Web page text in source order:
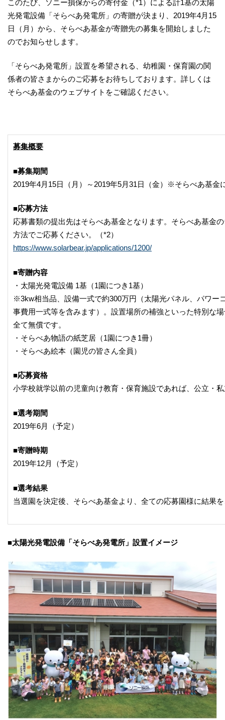
このたび、ソニー損保からの寄付金（*1）による計1基の太陽
光発電設備「そらべあ発電所」の寄贈が決まり、2019年4月15
日（月）から、そらべあ基金が寄贈先の募集を開始しました
のでお知らせします。
「そらべあ発電所」設置を希望される、幼稚園・保育園の関
係者の皆さまからのご応募をお待ちしております。詳しくは
そらべあ基金のウェブサイトをご確認ください。
募集概要
■募集期間
2019年4月15日（月）～2019年5月31日（金）※そらべあ基金
■応募方法
応募書類の提出先はそらべあ基金となります。そらべあ基金
方法でご応募ください。（*2）
https://www.solarbear.jp/applications/1200/
■寄贈内容
・太陽光発電設備 1基（1園につき1基）
※3kw相当品、設備一式で約300万円（太陽光パネル、パワー
事費用一式等を含みます）。設置場所の補強といった特別な
全て無償です。
・そらべあ物語の紙芝居（1園につき1冊）
・そらべあ絵本（園児の皆さん全員）
■応募資格
小学校就学以前の児童向け教育・保育施設であれば、公立・
■選考期間
2019年6月（予定）
■寄贈時期
2019年12月（予定）
■選考結果
当選園を決定後、そらべあ基金より、全ての応募園様に結果
■太陽光発電設備「そらべあ発電所」設置イメージ